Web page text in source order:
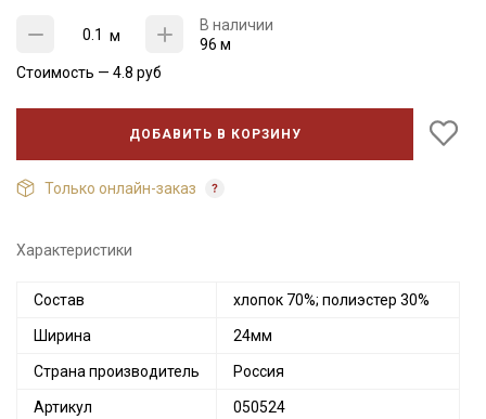
м
В наличии
96 м
Стоимость — 4.8 руб
ДОБАВИТЬ В КОРЗИНУ
Только онлайн-заказ
Характеристики
Состав хлопок 70%; полиэстер 30%
Ширина 24мм
Страна производитель Россия
Артикул 050524